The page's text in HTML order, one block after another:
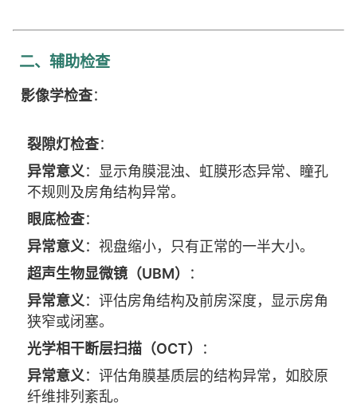
二、辅助检查
影像学检查：
裂隙灯检查：
异常意义：显示角膜混浊、虹膜形态异常、瞳孔
不规则及房角结构异常。
眼底检查：
异常意义：视盘缩小，只有正常的一半大小。
超声生物显微镜（UBM）
：
异常意义：评估房角结构及前房深度，显示房角
狭窄或闭塞。
光学相干断层扫描（OCT）
：
异常意义：评估角膜基质层的结构异常，如胶原
纤维排列紊乱。